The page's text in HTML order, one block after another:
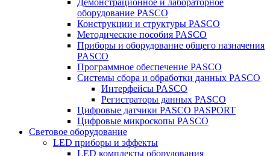
Демонстрационное и лабораторное
оборудование PASCO
Конструкции и структуры PASCO
Методические пособия PASCO
Приборы и оборудование общего назначения
PASCO
Программное обеспечение PASCO
Системы сбора и обработки данных PASCO
Интерфейсы PASCO
Регистраторы данных PASCO
Цифровые датчики PASCO PASPORT
Цифровые микроскопы PASCO
Световое оборудование
LED приборы и эффекты
LED комплекты оборудования